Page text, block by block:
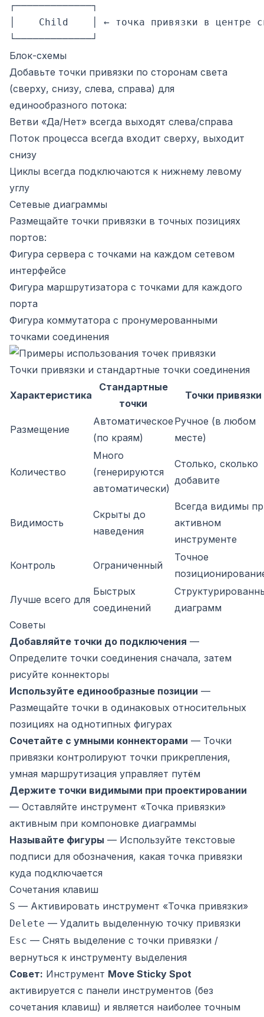
┌─────────────┐
│    Child    │ ← точка привязки в центре
Блок-схемы
Добавьте точки привязки по сторонам света
(сверху, снизу, слева, справа) для
единообразного потока:
Ветви «Да/Нет» всегда выходят слева/справа
Поток процесса всегда входит сверху, выходит
снизу
Циклы всегда подключаются к нижнему левому
углу
Сетевые диаграммы
Размещайте точки привязки в точных позициях
портов:
Фигура сервера с точками на каждом сетевом
интерфейсе
Фигура маршрутизатора с точками для каждого
порта
Фигура коммутатора с пронумерованными
точками соединения
Точки привязки и стандартные точки соединения
Характеристика
Стандартные
точки
Точки привязки
Размещение
Автоматическое
(по краям)
Ручное (в любом
месте)
Количество
Много
(генерируются
автоматически)
Столько, сколько
добавите
Видимость
Скрыты до
наведения
Всегда видимы
активном
инструменте
Контроль Ограниченный
Точное
Лучше всего для
Быстрых
соединений
диаграмм
Советы
Добавляйте точки до подключения —
Определите точки соединения сначала, затем
рисуйте коннекторы
Используйте единообразные позиции —
Размещайте точки в одинаковых относительных
позициях на однотипных фигурах
Сочетайте с умными коннекторами — Точки
привязки контролируют точки прикрепления,
умная маршрутизация управляет путём
Держите точки видимыми при проектировании
— Оставляйте инструмент «Точка привязки»
активным при компоновке диаграммы
Называйте фигуры — Используйте текстовые
подписи для обозначения, какая точка привязки
куда подключается
Сочетания клавиш
S — Активировать инструмент «Точка привязки»
Delete — Удалить выделенную точку привязки
Esc — Снять выделение с точки привязки /
вернуться к инструменту выделения
Совет: Инструмент Move Sticky Spot
активируется с панели инструментов (без
сочетания клавиш) и является наиболее точным